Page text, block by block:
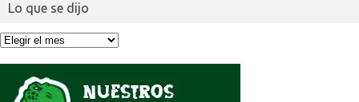
Lo que se dijo
Lo